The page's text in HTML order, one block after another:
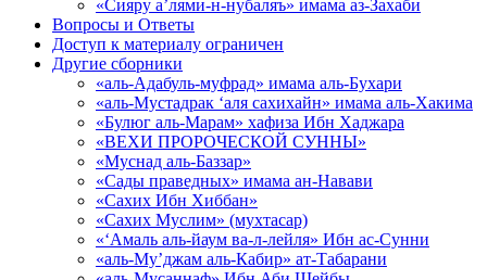
«Сияру а’лями-н-нубаляъ» имама аз-Захаби
Вопросы и Ответы
Доступ к материалу ограничен
Другие сборники
«аль-Адабуль-муфрад» имама аль-Бухари
«аль-Мустадрак ‘аля сахихайн» имама аль-Хакима
«Булюг аль-Марам» хафиза Ибн Хаджара
«ВЕХИ ПРОРОЧЕСКОЙ СУННЫ»
«Муснад аль-Баззар»
«Сады праведных» имама ан-Навави
«Сахих Ибн Хиббан»
«Сахих Муслим» (мухтасар)
«‘Амаль аль-йаум ва-л-лейля» Ибн ас-Сунни
«аль-Му’джам аль-Кабир» ат-Табарани